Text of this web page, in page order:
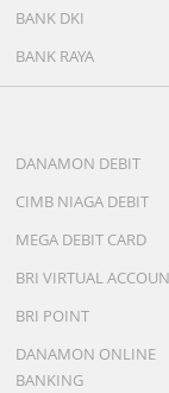
BANK DKI
BANK RAYA
DANAMON DEBIT
CIMB NIAGA DEBIT
MEGA DEBIT CARD
BRI VIRTUAL
BRI POINT
DANAMON ONLINE
BANKING